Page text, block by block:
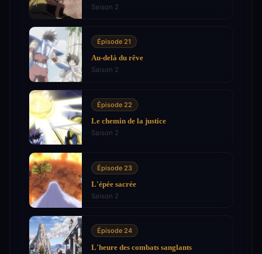
Saison 2
Épisode 21
Au-delà du rêve
Saison 2
Épisode 22
Le chemin de la justice
Saison 2
Épisode 23
L'épée sacrée
Saison 2
Épisode 24
L'heure des combats sanglants